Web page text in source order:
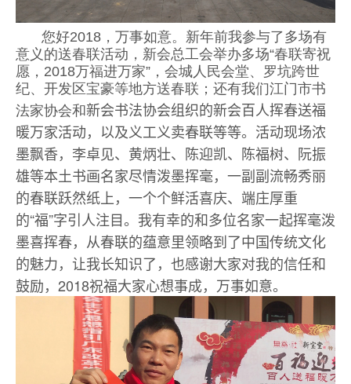
您好2018 ，万事如意。新年前我参与了多场有
意义的送春联活动，新会总工会举办多场“春联寄祝
愿，2018万福进万家”，会城人民会堂、罗坑跨世
纪、开发区宝豪等地方送春联；还有我们江门市书
法家协会和新会书法协会组织的新会百人挥春送福
暖万家活动，以及义工义卖春联等等。 活动现场浓
墨飘香， 李卓见、黄炳壮、陈迎凯、陈福树、阮振
雄等本土书画名家尽情泼墨挥毫，一副副流畅秀丽
的春联跃然纸上，一个个鲜活喜庆、端庄厚重
的“福”字引人注目。我有幸的和多位名家一起挥毫泼
墨喜挥春， 从春联的蕴意里领略到了中国传统文化
的魅力，让我长知识了，也感谢大家对我的信任和
鼓励，2018祝福大家心想事成，万事如意。